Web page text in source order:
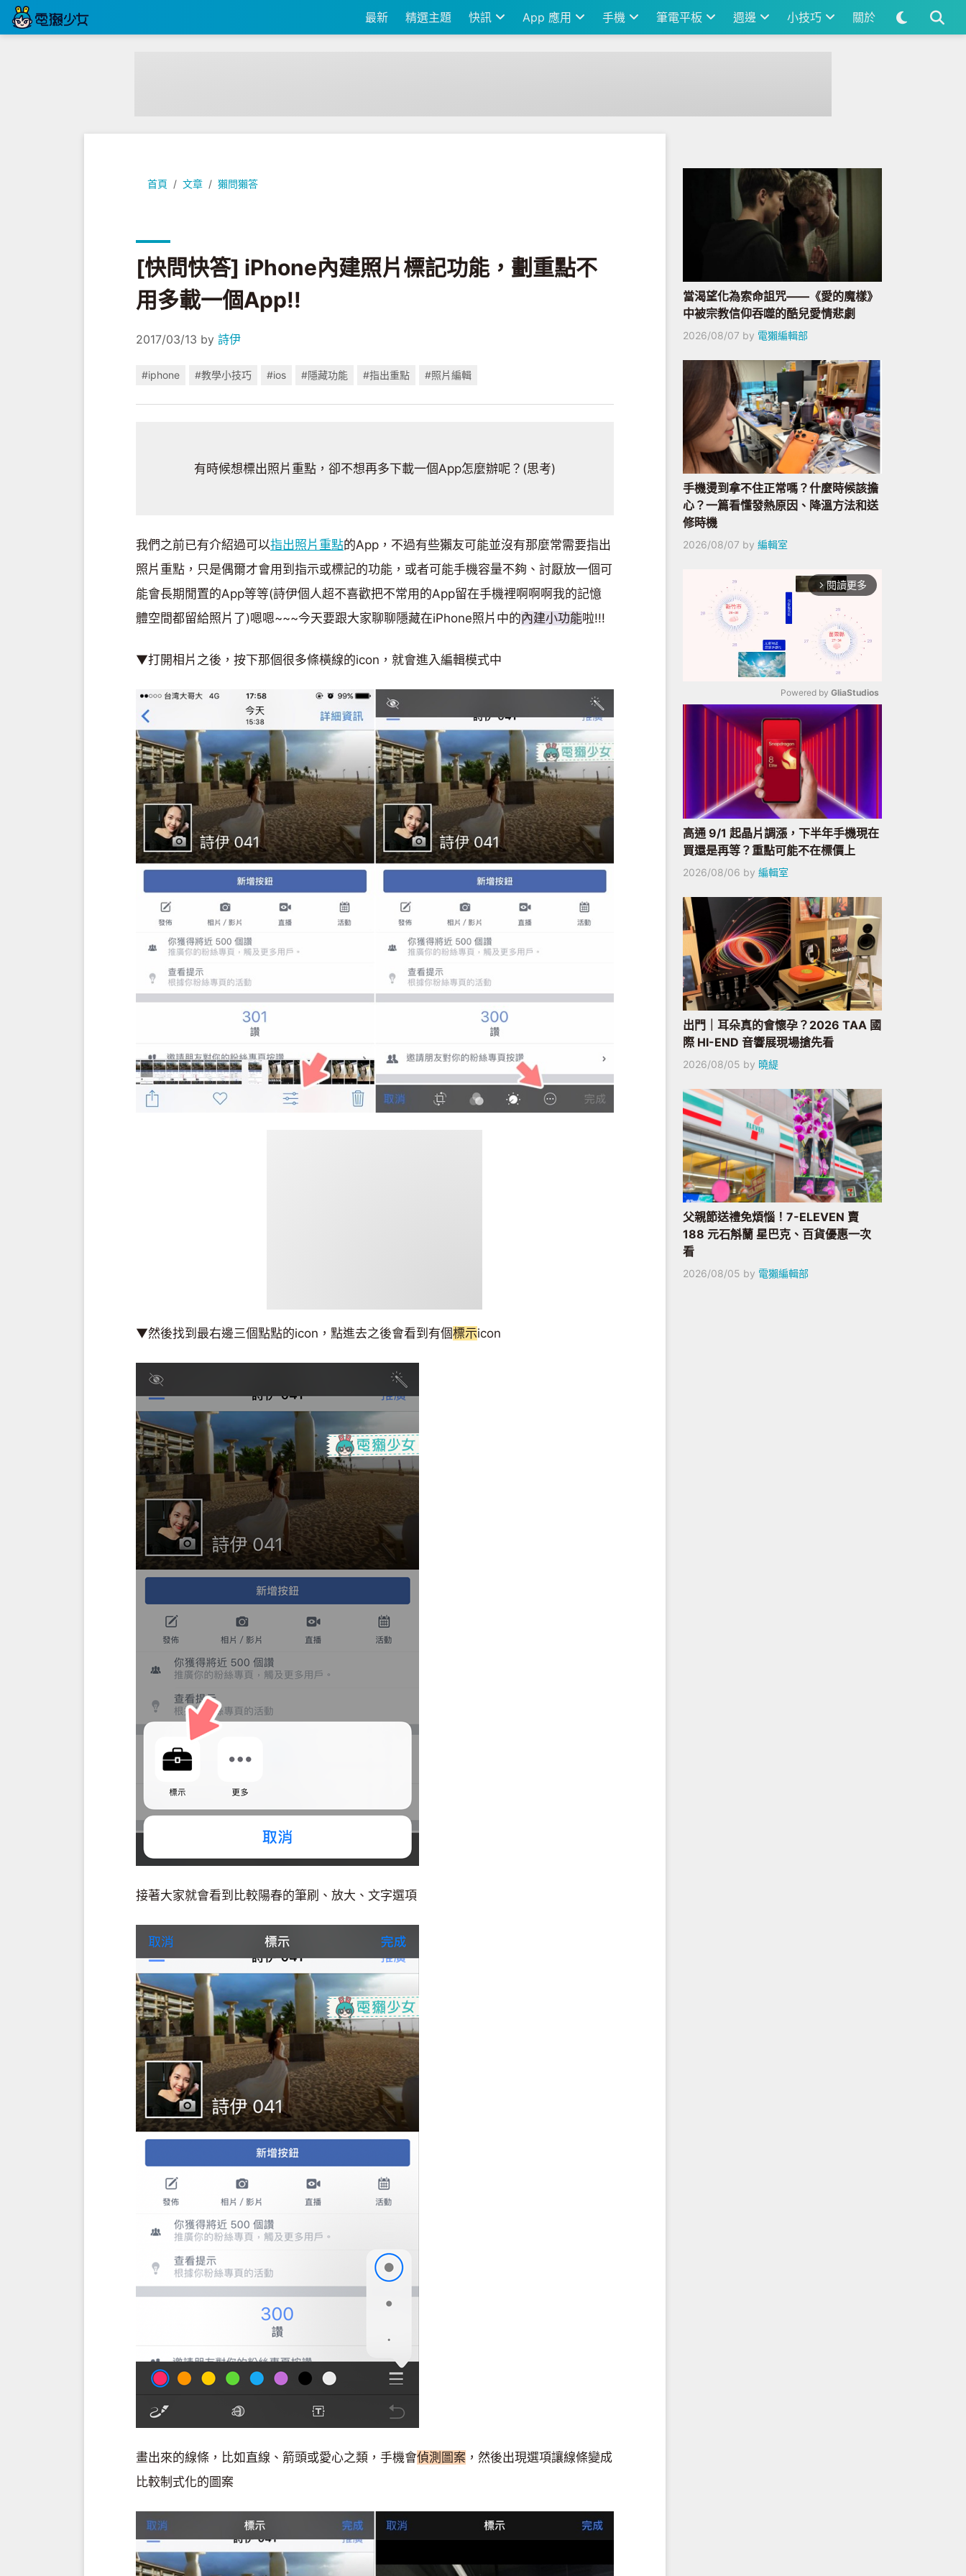
最新 精選主題 快訊 App 應用 手機 筆電平板 週邊 小技巧 關於
首頁 文章 獺問獺答
[快問快答] iPhone內建照片標記功能，劃重點不用多載一個App!!
[快問快答] iPhone內建照片標記功能，劃重點不
用多載一個App!!
2017/03/13 by 詩伊
#iphone #教學小技巧 #ios #隱藏功能 #指出重點 #照片編輯
有時候想標出照片重點，卻不想再多下載一個App怎麼辦呢？(思考)
我們之前已有介紹過可以指出照片重點的App，不過有些獺友可能並沒有那麼常需要指出
照片重點，只是偶爾才會用到指示或標記的功能，或者可能手機容量不夠、討厭放一個可
能會長期閒置的App等等(詩伊個人超不喜歡把不常用的App留在手機裡啊啊啊我的記憶
體空間都留給照片了)嗯嗯~~~今天要跟大家聊聊隱藏在iPhone照片中的內建小功能啦!!!
▼打開相片之後，按下那個很多條橫線的icon，就會進入編輯模式中
▼然後找到最右邊三個點點的icon，點進去之後會看到有個標示icon
接著大家就會看到比較陽春的筆刷、放大、文字選項
畫出來的線條，比如直線、箭頭或愛心之類，手機會偵測圖案 ，然後出現選項讓線條變成
比較制式化的圖案
當渴望化為索命詛咒——《愛的魔樣》
中被宗教信仰吞噬的酷兒愛情悲劇
2026/08/07 by 電獺編輯部
手機燙到拿不住正常嗎？什麼時候該擔
心？一篇看懂發熱原因、降溫方法和送
修時機
2026/08/07 by 編輯室
arrow_forward_ios 閱讀更多
Mute
Powered by GliaStudios
高通 9/1 起晶片調漲，下半年手機現在
買還是再等？重點可能不在標價上
2026/08/06 by 編輯室
出門｜耳朵真的會懷孕？2026 TAA 國
際 HI-END 音響展現場搶先看
2026/08/05 by 曉緹
父親節送禮免煩惱！7-ELEVEN 賣
188 元石斛蘭 星巴克、百貨優惠一次
看
2026/08/05 by 電獺編輯部